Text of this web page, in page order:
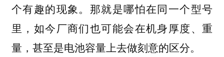
个有趣的现象。那就是哪怕在同一个型号
里，如今厂商们也可能会在机身厚度、重
量，甚至是电池容量上去做刻意的区分。